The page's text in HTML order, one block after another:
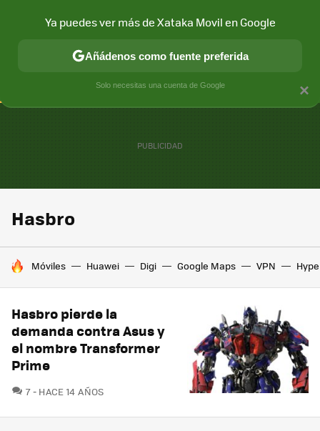
CONECTIVIDAD MÓVIL Y SOCIEDAD APLICACIONES
Hasbro
HOY SE HABLA DE
Móviles Huawei Digi Google Maps VPN
Hasbro pierde la
demanda contra Asus y
el nombre Transformer
Prime
7COMENTARIOS
HACE 14 AÑOS
×
Ya puedes ver más de Xataka Movil en Google
Añádenos como fuente preferida
Solo necesitas una cuenta de Google